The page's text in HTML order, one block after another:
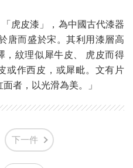
虎皮漆」，為中國古代漆器
唐而盛於宋。其利用漆層高
，紋理似犀牛皮、 虎皮而得
或作西皮，或犀毗。文有片
者，以光滑為美。」
下一件